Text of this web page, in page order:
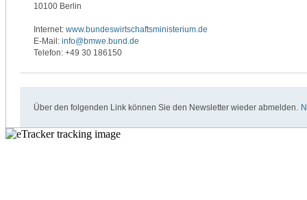
10100 Berlin
Internet: www.bundeswirtschaftsministerium.de
E-Mail: info@bmwe.bund.de
Telefon: +49 30 186150
Über den folgenden Link können Sie den Newsletter wieder abmelden.